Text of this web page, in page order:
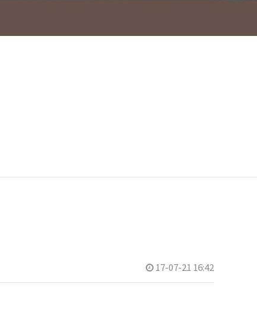
17-07-21 16:42